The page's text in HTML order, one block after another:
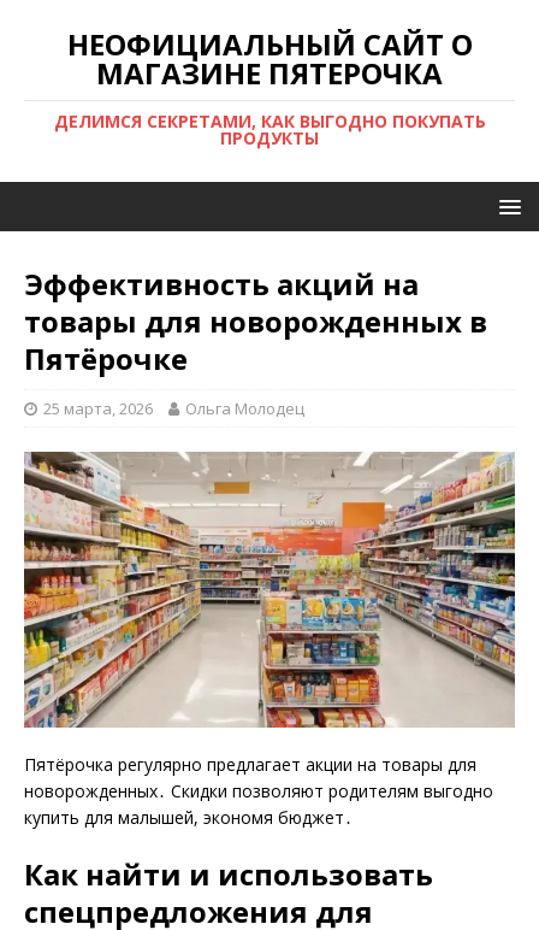
НЕОФИЦИАЛЬНЫЙ САЙТ О
МАГАЗИНЕ ПЯТЕРОЧКА
ДЕЛИМСЯ СЕКРЕТАМИ, КАК ВЫГОДНО ПОКУПАТЬ
ПРОДУКТЫ
Эффективность акций на
товары для новорожденных в
Пятёрочке
25 марта, 2026 Ольга Молодец
Пятёрочка регулярно предлагает акции на товары для
новорожденных․ Скидки позволяют родителям выгодно
купить для малышей, экономя бюджет․
Как найти и использовать
спецпредложения для